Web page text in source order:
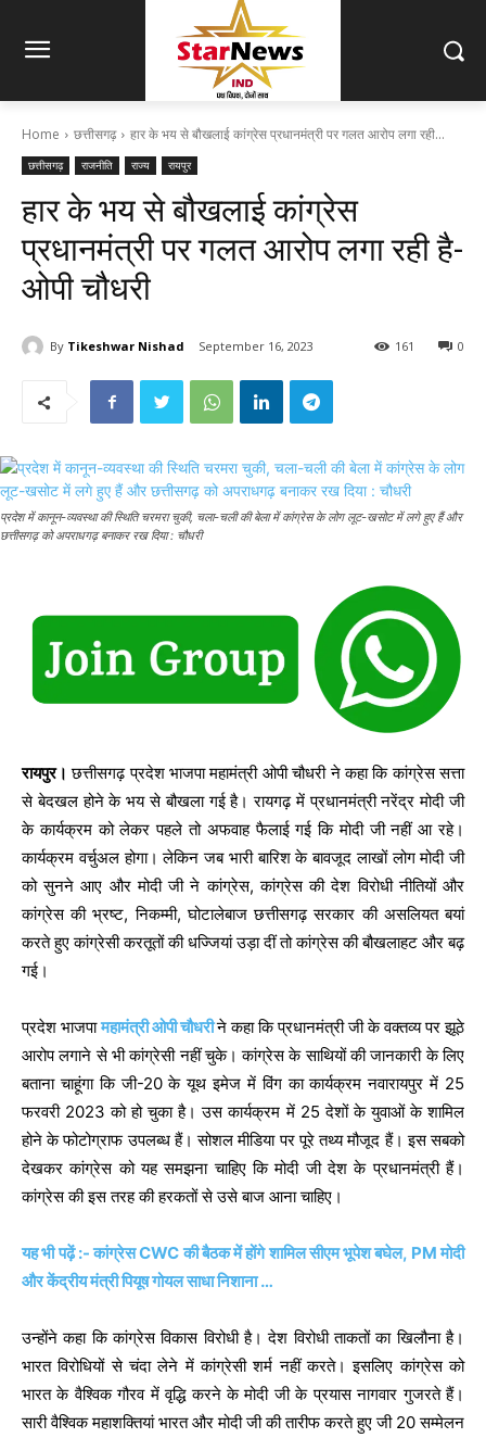
Home छत्तीसगढ़ हार के भय से बौखलाई कांग्रेस प्रधानमंत्री पर गलत आरोप लगा रही...
छत्तीसगढ़ राजनीति राज्य रायपुर
हार के भय से बौखलाई कांग्रेस
प्रधानमंत्री पर गलत आरोप लगा रही है-
ओपी चौधरी
By Tikeshwar Nishad September 16, 2023 0
161
प्रदेश में कानून-व्यवस्था की स्थिति चरमरा चुकी, चला-चली की बेला में कांग्रेस के लोग लूट-खसोट में लगे हुए हैं और
छत्तीसगढ़ को अपराधगढ़ बनाकर रख दिया : चौधरी
रायपुर। छत्तीसगढ़ प्रदेश भाजपा महामंत्री ओपी चौधरी ने कहा कि कांग्रेस सत्ता
से बेदखल होने के भय से बौखला गई है। रायगढ़ में प्रधानमंत्री नरेंद्र मोदी जी
के कार्यक्रम को लेकर पहले तो अफवाह फैलाई गई कि मोदी जी नहीं आ रहे।
कार्यक्रम वर्चुअल होगा। लेकिन जब भारी बारिश के बावजूद लाखों लोग मोदी जी
को सुनने आए और मोदी जी ने कांग्रेस, कांग्रेस की देश विरोधी नीतियों और
कांग्रेस की भ्रष्ट, निकम्मी, घोटालेबाज छत्तीसगढ़ सरकार की असलियत बयां
करते हुए कांग्रेसी करतूतों की धज्जियां उड़ा दीं तो कांग्रेस की बौखलाहट और बढ़
गई।
प्रदेश भाजपामहामंत्री ओपी चौधरीने कहा कि प्रधानमंत्री जी के वक्तव्य पर झूठे
आरोप लगाने से भी कांग्रेसी नहीं चुके। कांग्रेस के साथियों की जानकारी के लिए
बताना चाहूंगा कि जी-20 के यूथ इमेज में विंग का कार्यक्रम नवारायपुर में 25
फरवरी 2023 को हो चुका है। उस कार्यक्रम में 25 देशों के युवाओं के शामिल
होने के फोटोग्राफ उपलब्ध हैं। सोशल मीडिया पर पूरे तथ्य मौजूद हैं। इस सबको
देखकर कांग्रेस को यह समझना चाहिए कि मोदी जी देश के प्रधानमंत्री हैं।
कांग्रेस की इस तरह की हरकतों से उसे बाज आना चाहिए।
यह भी पढ़ें :- कांग्रेस CWC की बैठक में होंगे शामिल सीएम भूपेश बघेल, PM मोदी
और केंद्रीय मंत्री पियूष गोयल साधा निशाना …
उन्होंने कहा कि कांग्रेस विकास विरोधी है। देश विरोधी ताकतों का खिलौना है।
भारत विरोधियों से चंदा लेने में कांग्रेसी शर्म नहीं करते। इसलिए कांग्रेस को
भारत के वैश्विक गौरव में वृद्धि करने के मोदी जी के प्रयास नागवार गुजरते हैं।
सारी वैश्विक महाशक्तियां भारत और मोदी जी की तारीफ करते हुए जी 20 सम्मेलन